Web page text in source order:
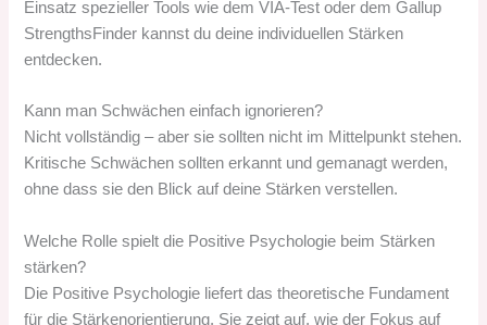
Einsatz spezieller Tools wie dem VIA-Test oder dem Gallup
StrengthsFinder kannst du deine individuellen Stärken
entdecken.
Kann man Schwächen einfach ignorieren?
Nicht vollständig – aber sie sollten nicht im Mittelpunkt stehen.
Kritische Schwächen sollten erkannt und gemanagt werden,
ohne dass sie den Blick auf deine Stärken verstellen.
Welche Rolle spielt die Positive Psychologie beim Stärken
stärken?
Die Positive Psychologie liefert das theoretische Fundament
für die Stärkenorientierung. Sie zeigt auf, wie der Fokus auf